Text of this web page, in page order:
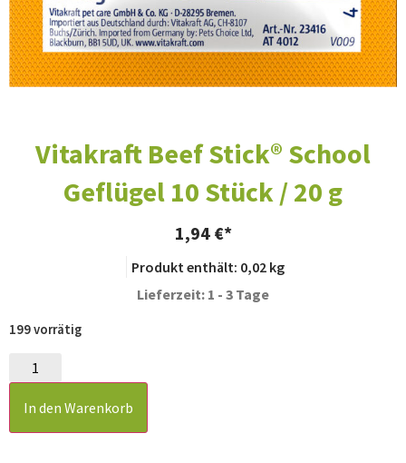
Vitakraft Beef Stick® School
Geflügel 10 Stück / 20 g
1,94 €
Produkt enthält: 0,02 kg
Lieferzeit: 1 - 3 Tage
199 vorrätig
In den Warenkorb